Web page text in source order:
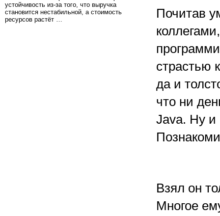
устойчивость из-за того, что выручка
становится нестабильной, а стоимость
ресурсов растёт …
Почитав
страстью
да и
что ни
Java. Ну и
Взял он
Многое